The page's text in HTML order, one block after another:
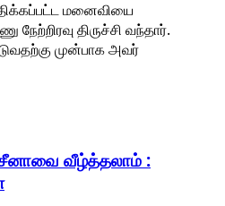
மனைவியை
திருச்சி வந்தார்.
முன்பாக அவர்
சீனாவை வீழ்த்தலாம் :